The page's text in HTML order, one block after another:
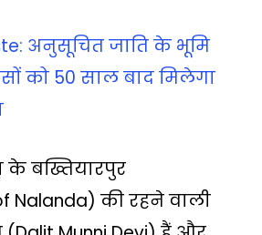
अनुसूचित जाति के भूमि
को 50 साल बाद मिलेगा
बख्तियारपुर
Nalanda) की रहने वाली